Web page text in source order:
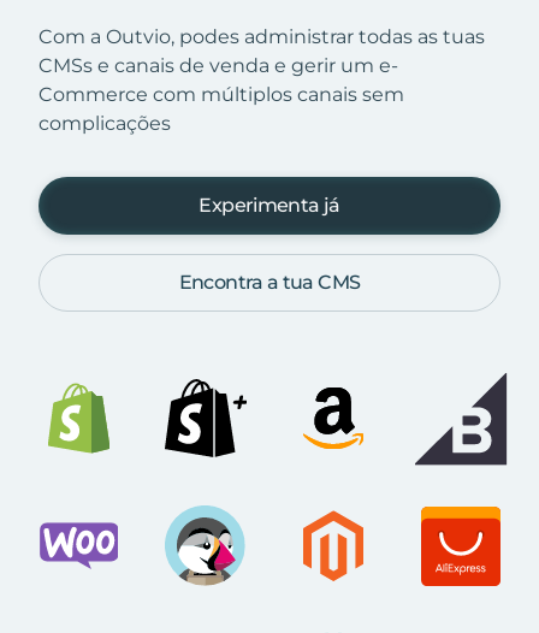
Com a Outvio, podes administrar todas as tuas
CMSs e canais de venda e gerir um e-
Commerce com múltiplos canais sem
complicações
Experimenta já
Encontra a tua CMS